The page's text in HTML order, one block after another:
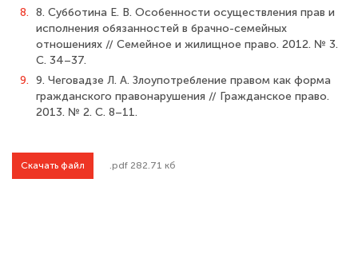
8. 8. Субботина Е. В. Особенности осуществления прав и
исполнения обязанностей в брачно-семейных
отношениях // Семейное и жилищное право. 2012. № 3.
С. 34–37.
9. 9. Чеговадзе Л. А. Злоупотребление правом как форма
гражданского правонарушения // Гражданское право.
2013. № 2. С. 8–11.
Скачать файл .pdf 282.71 кб